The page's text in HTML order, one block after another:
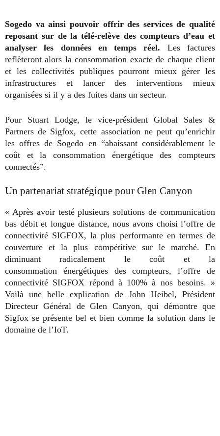
Sogedo va ainsi pouvoir offrir des services de qualité
reposant sur de la télé-relève des compteurs d’eau et
analyser les données en temps réel. Les factures
reflèteront alors la consommation exacte de chaque client
et les collectivités publiques pourront mieux gérer les
infrastructures et lancer des interventions mieux
organisées si il y a des fuites dans un secteur.
Pour Stuart Lodge, le vice-président Global Sales &
Partners de Sigfox, cette association ne peut qu’enrichir
les offres de Sogedo en “abaissant considérablement le
coût et la consommation énergétique des compteurs
connectés”.
Un partenariat stratégique pour Glen Canyon
« Après avoir testé plusieurs solutions de communication
bas débit et longue distance, nous avons choisi l’offre de
connectivité SIGFOX, la plus performante en termes de
couverture et la plus compétitive sur le marché. En
diminuant radicalement le coût et la
consommation énergétiques des compteurs, l’offre de
connectivité SIGFOX répond à 100% à nos besoins. »
Voilà une belle explication de John Heibel, Président
Directeur Général de Glen Canyon, qui démontre que
Sigfox se présente bel et bien comme la solution dans le
domaine de l’IoT.